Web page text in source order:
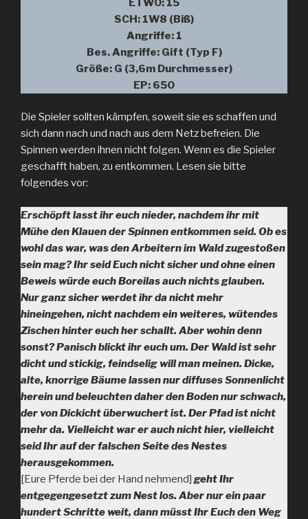
SCH: 1W8 (Biß)
Angriffe: 1
Bes. Angriffe: Gift (Typ F)
Größe: G (3,6m Durchmesser)
EP: 650
Die Spieler sollten kämpfen, soweit sie es schaffen und
sich dann nach und nach aus dem Netz befreien. Die
Spinnen werden ihnen nicht folgen. Wenn es die Spieler
geschafft haben, zu entkommen. Lesen sie bitte
folgendes vor:
Erschöpft lasst ihr euch nieder, nachdem ihr mit
Mühe den Klauen der Spinnen entkommen seid. Ob es
wohl das war, was den Arbeitern im Wald zugestoßen
sein mag? Ihr seid Euch nicht sicher und ohne einen
Beweis würde euch Boreilas auch nichts glauben.
Nur ganz sicher werdet ihr da nicht mehr
hineingehen, nicht nachdem ein weiteres, wütendes
Zischen hinter euch her schallt. Aber wohin denn
sonst? Panisch blickt ihr euch um. Der Wald ist sehr
dicht und stickig, feindselig will man meinen. Dicke,
alte, knorrige Bäume lassen nur diffuses Sonnenlicht
herein und beleuchten daher den Boden nur schwach,
der von Dickicht überwuchert ist. Der Pfad ist nicht
mehr da. Vielleicht war er auch nicht hier, vielleicht
seid Ihr auf der falschen Seite des Nestes
herausgekommen.
[Eure Pferde bei der Hand nehmend] geht Ihr
entgegengesetzt zum Nest los. Aber nur ein paar
hundert Schritte weit, dann müsst Ihr Euch den Weg